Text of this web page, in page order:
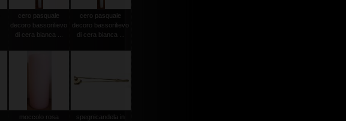
cero pasquale
decoro bassorilievo
di cera bianca ...
cero pasquale
decoro bassorilievo
di cera bianca ...
moccolo rosa
spegnicandela in